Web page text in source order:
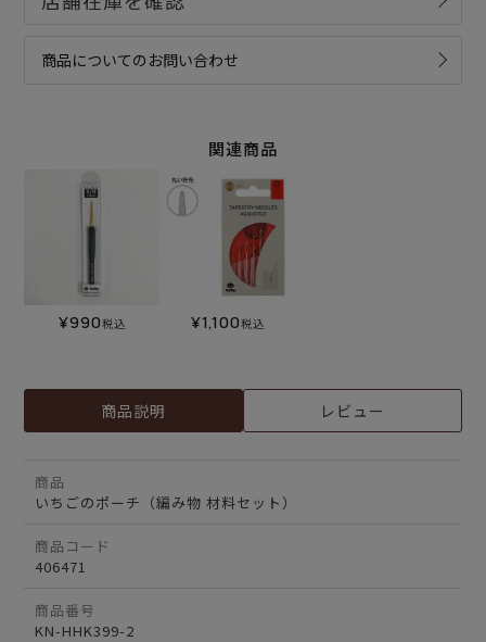
商品についてのお問い合わせ
関連商品
¥990税込 ¥1,100税込
商品説明 レビュー
商品
いちごのポーチ（編み物 材料セット）
商品コード
406471
商品番号
KN-HHK399-2